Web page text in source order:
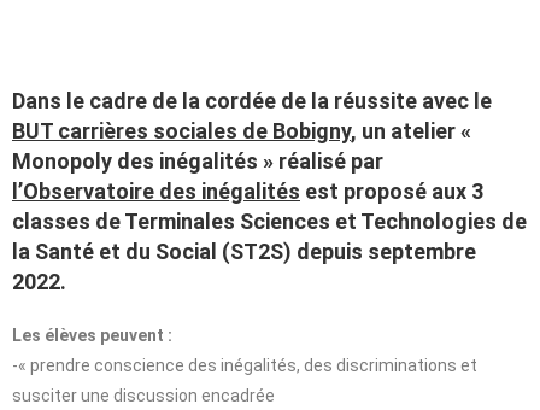
Dans le cadre de la cordée de la réussite avec le
BUT carrières sociales de Bobigny, un atelier «
Monopoly des inégalités » réalisé par
l’Observatoire des inégalités est proposé aux 3
classes de Terminales Sciences et Technologies de
la Santé et du Social (ST2S) depuis septembre
2022.
Les élèves peuvent :
-« prendre conscience des inégalités, des discriminations et
susciter une discussion encadrée